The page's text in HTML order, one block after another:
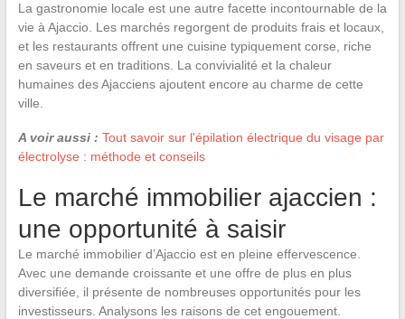
La gastronomie locale est une autre facette incontournable de la
vie à Ajaccio. Les marchés regorgent de produits frais et locaux,
et les restaurants offrent une cuisine typiquement corse, riche
en saveurs et en traditions. La convivialité et la chaleur
humaines des Ajacciens ajoutent encore au charme de cette
ville.
A voir aussi : Tout savoir sur l'épilation électrique du visage par
électrolyse : méthode et conseils
Le marché immobilier ajaccien :
une opportunité à saisir
Le marché immobilier d’Ajaccio est en pleine effervescence.
Avec une demande croissante et une offre de plus en plus
diversifiée, il présente de nombreuses opportunités pour les
investisseurs. Analysons les raisons de cet engouement.